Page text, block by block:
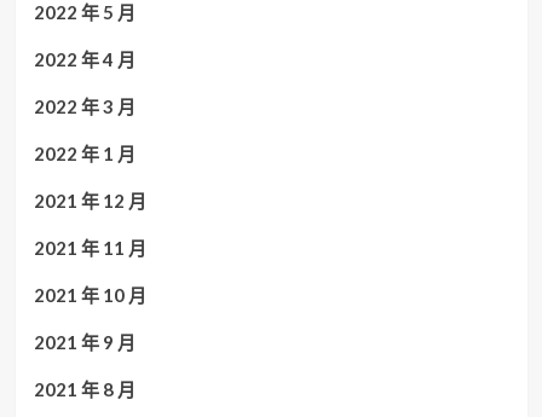
2022 年 5 月
2022 年 4 月
2022 年 3 月
2022 年 1 月
2021 年 12 月
2021 年 11 月
2021 年 10 月
2021 年 9 月
2021 年 8 月